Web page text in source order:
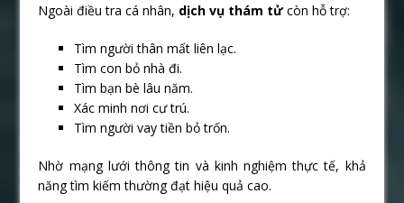
Ngoài điều tra cá nhân, dịch vụ thám tửcòn hỗ trợ:
Tìm người thân mất liên lạc.
Tìm con bỏ nhà đi.
Tìm bạn bè lâu năm.
Xác minh nơi cư trú.
Tìm người vay tiền bỏ trốn.
Nhờ mạng lưới thông tin và kinh nghiệm thực tế, khả
năng tìm kiếm thường đạt hiệu quả cao.